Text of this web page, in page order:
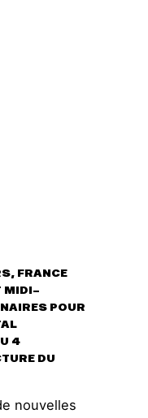
FRANCE
MIDI-
POUR
4
DU
nouvelles